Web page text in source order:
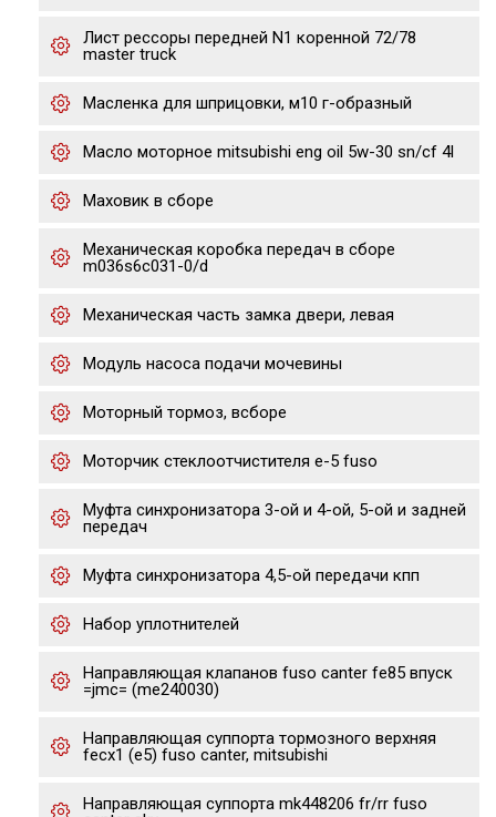
Лист рессоры передней N1 коренной 72/78
master truck
Масленка для шприцовки, м10 г-образный
Масло моторное mitsubishi eng oil 5w-30 sn/cf 4l
Маховик в сборе
Механическая коробка передач в сборе
m036s6c031-0/d
Механическая часть замка двери, левая
Модуль насоса подачи мочевины
Моторный тормоз, всборе
Моторчик стеклоотчистителя е-5 fuso
Муфта синхронизатора 3-ой и 4-ой, 5-ой и задней
передач
Муфта синхронизатора 4,5-ой передачи кпп
Набор уплотнителей
Направляющая клапанов fuso canter fe85 впуск
=jmc= (me240030)
Направляющая суппорта тормозного верхняя
fecx1 (е5) fuso canter, mitsubishi
Направляющая суппорта mk448206 fr/rr fuso